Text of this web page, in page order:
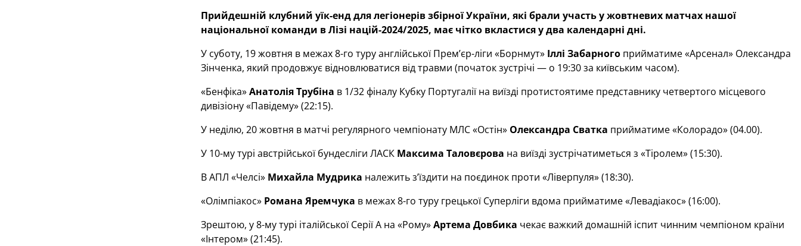
Прийдешній клубний уїк-енд для легіонерів збірної України, які брали участь у жовтневих матчах нашої
національної команди в Лізі націй-2024/2025, має чітко вкластися у два календарні дні.
У суботу, 19 жовтня в межах 8-го туру англійської Прем’єр-ліги «Борнмут» Іллі Забарногоприйматиме «Арсенал» Олександра
Зінченка, який продовжує відновлюватися від травми (початок зустрічі — о 19:30 за київським часом).
«Бенфіка»Анатолія Трубіна в 1/32 фіналу Кубку Португалії на виїзді протистоятиме представнику четвертого місцевого
дивізіону «Павідему» (22:15).
У неділю, 20 жовтня в матчі регулярного чемпіонату МЛС «Остін» Олександра Сватка прийматиме «Колорадо» (04.00).
У 10-му турі австрійської бундесліги ЛАСК Максима Таловєрова на виїзді зустрічатиметься з «Тіролем» (15:30).
В АПЛ «Челсі» Михайла Мудрика належить з’їздити на поєдинок проти «Ліверпуля» (18:30).
«Олімпіакос» Романа Яремчука в межах 8-го туру грецької Суперліги вдома прийматиме «Левадіакос» (16:00).
Зрештою, у 8-му турі італійської Серії А на «Рому»Артема Довбика чекає важкий домашній іспит чинним чемпіоном країни
«Інтером» (21:45).